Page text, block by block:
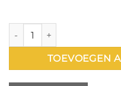
Gel Polish 680 15 ml aantal
TOEVOEGEN